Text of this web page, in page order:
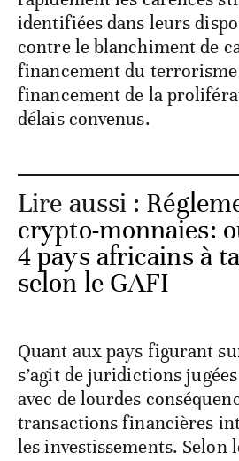
identifiées dans leurs
contre le blanchiment de
financement du
financement de la
délais convenus.
Lire aussi :
crypto-monnaies:
4 pays africains à
selon le GAFI
Quant aux pays figurant
s’agit de juridictions
avec de lourdes
transactions financières
les investissements. Selon